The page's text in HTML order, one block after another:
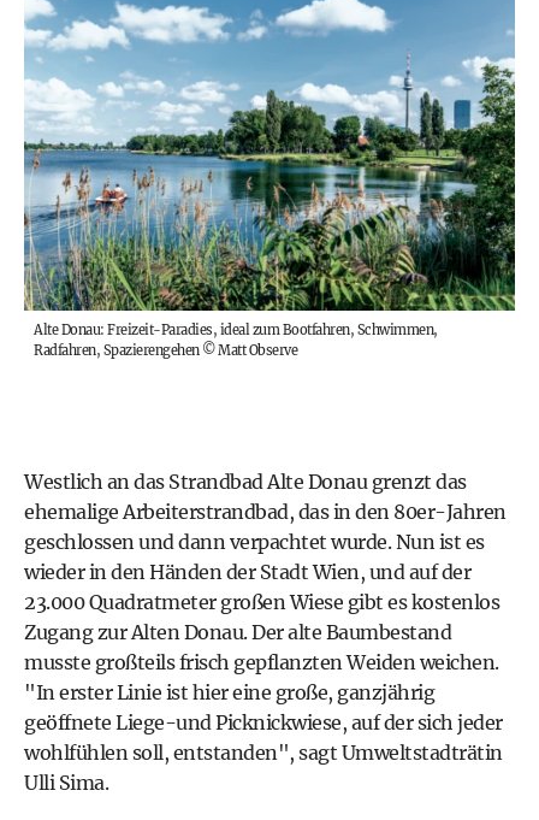
Alte Donau: Freizeit-Paradies, ideal zum Bootfahren, Schwimmen,
Radfahren, Spazierengehen©Matt Observe
Westlich an das Strandbad Alte Donau grenzt das
ehemalige Arbeiterstrandbad, das in den 80er-Jahren
geschlossen und dann verpachtet wurde. Nun ist es
wieder in den Händen der Stadt Wien, und auf der
23.000 Quadratmeter großen Wiese gibt es kostenlos
Zugang zur Alten Donau. Der alte Baumbestand
musste großteils frisch gepflanzten Weiden weichen.
"In erster Linie ist hier eine große, ganzjährig
geöffnete Liege-und Picknickwiese, auf der sich jeder
wohlfühlen soll, entstanden", sagt Umweltstadträtin
Ulli Sima.